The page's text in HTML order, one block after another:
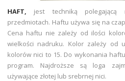
HAFT, jest techniką
przedmiotach. Haftu używa się na
Cena haftu nie zależy od ilości
wielkości nadruku. Kolor zależy od
kolorów nici to 15. Do wykonania
program. Najdroższe są loga
używające złotej lub srebrnej nici.